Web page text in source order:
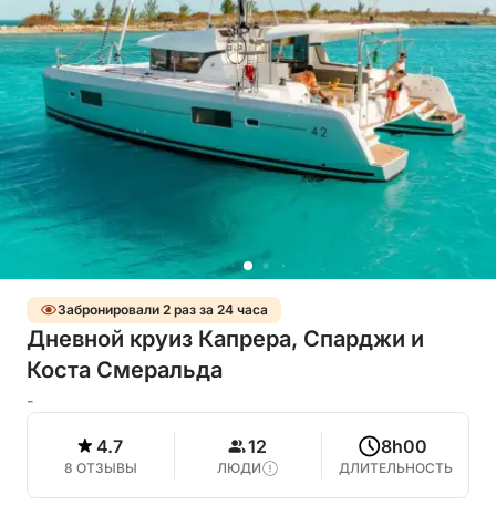
Забронировали 2 раз за 24 часа
Дневной круиз Капрера, Спарджи и
Коста Смеральда
-
4.7
8 ОТЗЫВЫ
12
ЛЮДИ
8h00
ДЛИТЕЛЬНОСТЬ